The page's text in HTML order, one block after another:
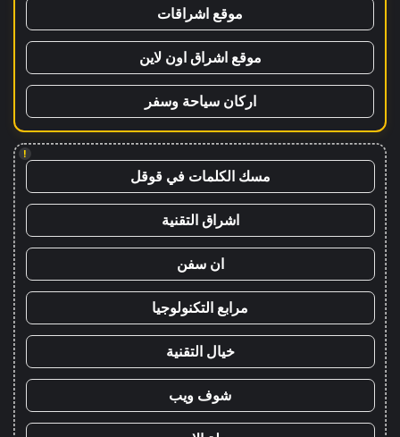
موقع اشراقات
موقع اشراق اون لاين
اركان سياحة وسفر
!
مسك الكلمات في قوقل
اشراق التقنية
ان سفن
مرابع التكنولوجيا
خيال التقنية
شوف ويب